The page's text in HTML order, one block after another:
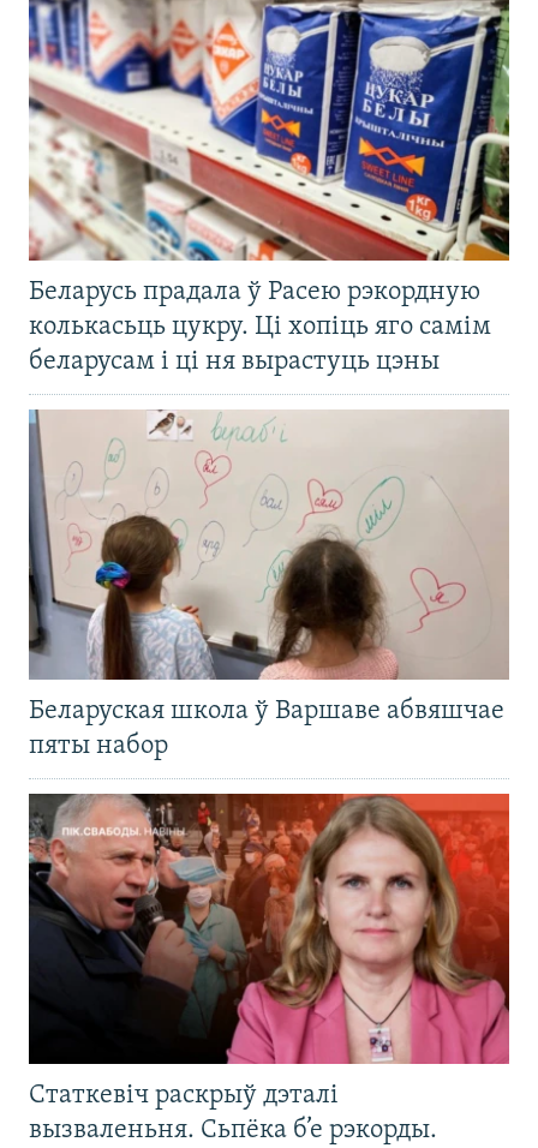
Беларусь прадала ў Расею рэкордную
колькасьць цукру. Ці хопіць яго самім
беларусам і ці ня вырастуць цэны
Беларуская школа ў Варшаве абвяшчае
пяты набор
Статкевіч раскрыў дэталі
вызваленьня. Сьпёка б’е рэкорды.